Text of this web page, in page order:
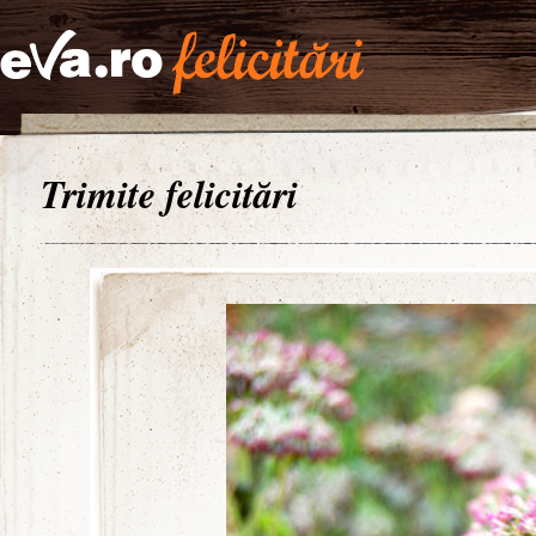
Trimite felicitări